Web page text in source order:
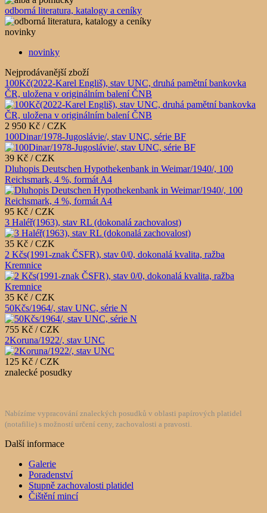
odborná literatura, katalogy a ceníky
novinky
novinky
Nejprodávanější zboží
100Kč(2022-Karel Engliš), stav UNC, druhá pamětní bankovka
ČR, uložena v originálním balení ČNB
2 950 Kč / CZK
100Dinar/1978-Jugoslávie/, stav UNC, série BF
39 Kč / CZK
Dluhopis Deutschen Hypothekenbank in Weimar/1940/, 100
Reichsmark, 4 %, formát A4
95 Kč / CZK
3 Haléř(1963), stav RL (dokonalá zachovalost)
35 Kč / CZK
2 Kčs(1991-znak ČSFR), stav 0/0, dokonalá kvalita, ražba
Kremnice
35 Kč / CZK
50Kčs/1964/, stav UNC, série N
755 Kč / CZK
2Koruna/1922/, stav UNC
125 Kč / CZK
znalecké posudky
Nabízíme vypracování znaleckých posudků v oblasti papírových platidel
(notafilie) s možností určení ceny, zachovalosti a pravosti.
Další informace
Galerie
Poradenství
Stupně zachovalosti platidel
Čištění mincí